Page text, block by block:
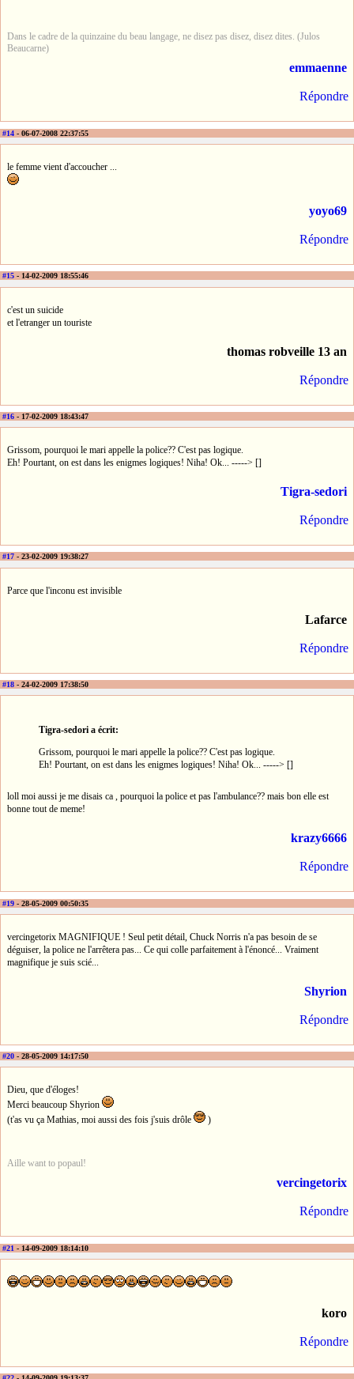
Dans le cadre de la quinzaine du beau langage, ne disez pas disez, disez dites. (Julos
Beaucarne)
emmaenne
Répondre
#14 - 06-07-2008 22:37:55
le femme vient d'accoucher ...
yoyo69
Répondre
#15 - 14-02-2009 18:55:46
c'est un suicide
et l'etranger un touriste
thomas robveille 13 an
Répondre
#16 - 17-02-2009 18:43:47
Grissom, pourquoi le mari appelle la police?? C'est pas logique.
Eh! Pourtant, on est dans les enigmes logiques! Niha! Ok... -----> []
Tigra-sedori
Répondre
#17 - 23-02-2009 19:38:27
Parce que l'inconu est invisible
Lafarce
Répondre
#18 - 24-02-2009 17:38:50
Tigra-sedori a écrit:
Grissom, pourquoi le mari appelle la police?? C'est pas logique.
Eh! Pourtant, on est dans les enigmes logiques! Niha! Ok... -----> []
loll moi aussi je me disais ca , pourquoi la police et pas l'ambulance?? mais bon elle est
bonne tout de meme!
krazy6666
Répondre
#19 - 28-05-2009 00:50:35
vercingetorix MAGNIFIQUE ! Seul petit détail, Chuck Norris n'a pas besoin de se
déguiser, la police ne l'arrêtera pas... Ce qui colle parfaitement à l'énoncé... Vraiment
magnifique je suis scié...
Shyrion
Répondre
#20 - 28-05-2009 14:17:50
Dieu, que d'éloges!
Merci beaucoup Shyrion
(t'as vu ça Mathias, moi aussi des fois j'suis drôle
)
Aille want to popaul!
vercingetorix
Répondre
#21 - 14-09-2009 18:14:10
koro
Répondre